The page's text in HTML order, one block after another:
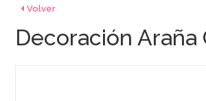
Volver
Decoración Araña